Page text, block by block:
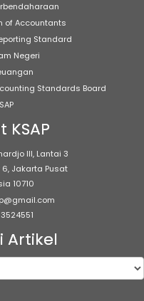
of Accountants
Standard
Negeri
Standards Board
KSAP
III, Lantai 3
6, Jakarta Pusat
10710
Artikel